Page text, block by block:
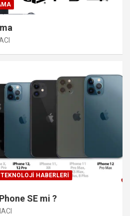
TEKNOLOJI HABERLERI
SE mi ?